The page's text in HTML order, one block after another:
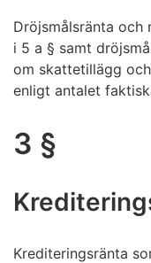
Dröjsmålsränta och
i 5 a § samt
om skattetillägg
enligt antalet
3 §
Krediteringsränta